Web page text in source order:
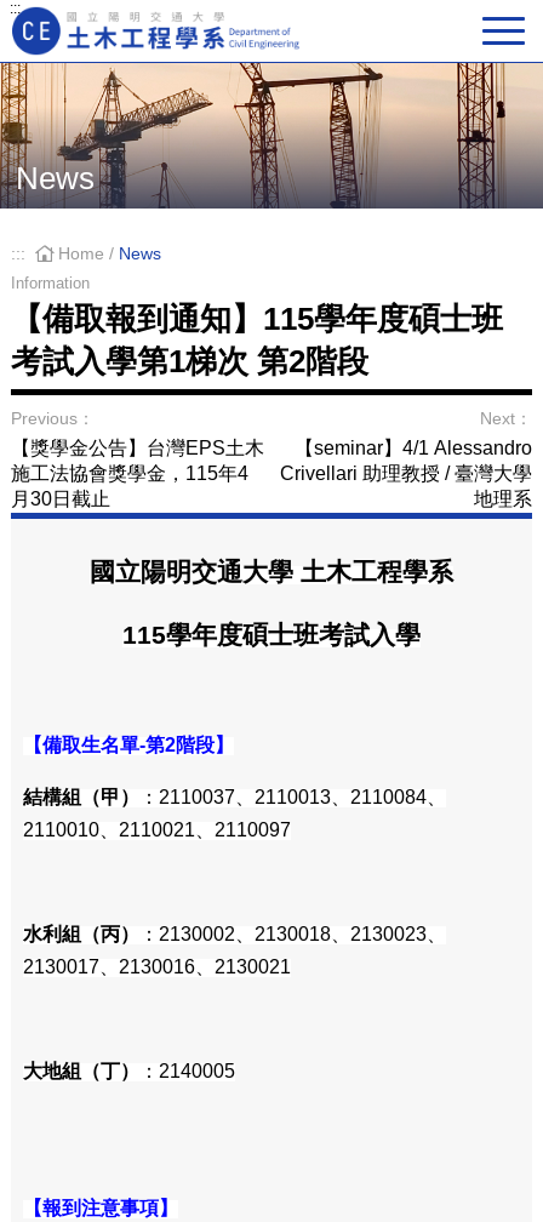
:::
Main Navigation
News
::: Home / News
Information
【備取報到通知】115學年度碩士班
考試入學第1梯次 第2階段
Previous：
【獎學金公告】台灣EPS土木
施工法協會獎學金，115年4
月30日截止
Next：
【seminar】4/1 Alessandro
Crivellari 助理教授 / 臺灣大學
地理系
國立陽明交通大學 土木工程學系
115學年度碩士班考試入學
【備取生名單-第2階段】
結構組（甲）
：2110037、2110013、2110084、
2110010、2110021、2110097
水利組（丙）
：2130002、2130018、2130023、
2130017、2130016、2130021
大地組（丁） ：2140005
【報到注意事項】